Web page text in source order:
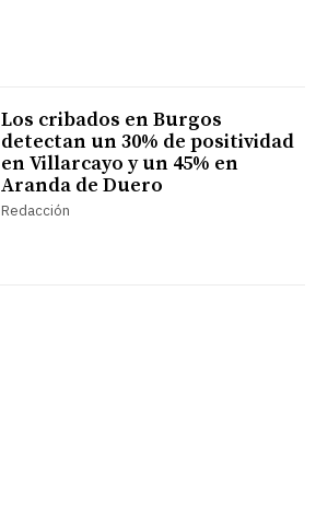
Los cribados en Burgos
detectan un 30% de positividad
en Villarcayo y un 45% en
Aranda de Duero
Redacción